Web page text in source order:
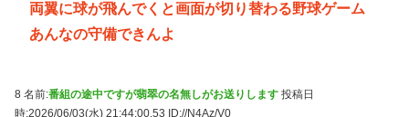
両翼に球が飛んでくと画面が切り替わる野球ゲーム
あんなの守備できんよ
8 名前:番組の途中ですが翡翠の名無しがお送りします 投稿日
時:2026/06/03(水) 21:44:00.53 ID://N4Az/V0